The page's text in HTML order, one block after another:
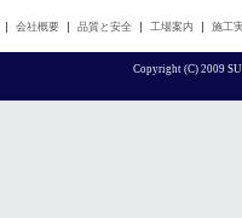
会社概要 品質と安全 工場案内 施工
Copyright (C) 2009